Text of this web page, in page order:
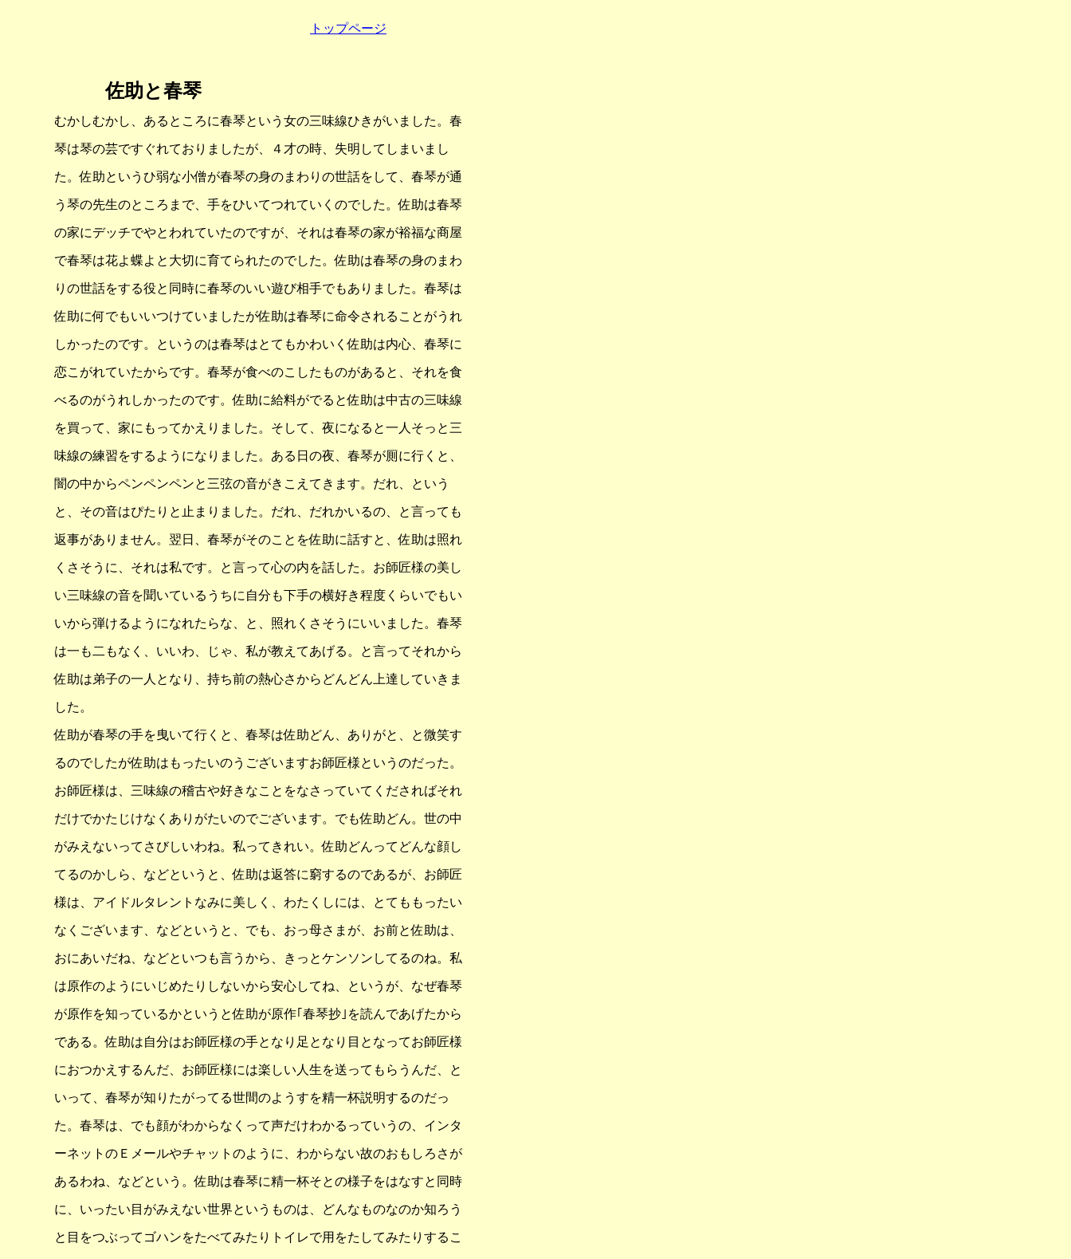
佐助と春琴
むかしむかし、あるところに春琴という女の三味線ひきがいました。春
琴は琴の芸ですぐれておりましたが、４才の時、失明してしまいまし
た。佐助というひ弱な小僧が春琴の身のまわりの世話をして、春琴が通
う琴の先生のところまで、手をひいてつれていくのでした。佐助は春琴
の家にデッチでやとわれていたのですが、それは春琴の家が裕福な商屋
で春琴は花よ蝶よと大切に育てられたのでした。佐助は春琴の身のまわ
りの世話をする役と同時に春琴のいい遊び相手でもありました。春琴は
佐助に何でもいいつけていましたが佐助は春琴に命令されることがうれ
しかったのです。というのは春琴はとてもかわいく佐助は内心、春琴に
恋こがれていたからです。春琴が食べのこしたものがあると、それを食
べるのがうれしかったのです。佐助に給料がでると佐助は中古の三味線
を買って、家にもってかえりました。そして、夜になると一人そっと三
味線の練習をするようになりました。ある日の夜、春琴が厠に行くと、
闇の中からペンペンペンと三弦の音がきこえてきます。だれ、という
と、その音はぴたりと止まりました。だれ、だれかいるの、と言っても
返事がありません。翌日、春琴がそのことを佐助に話すと、佐助は照れ
くさそうに、それは私です。と言って心の内を話した。お師匠様の美し
い三味線の音を聞いているうちに自分も下手の横好き程度くらいでもい
いから弾けるようになれたらな、と、照れくさそうにいいました。春琴
は一も二もなく、いいわ、じゃ、私が教えてあげる。と言ってそれから
佐助は弟子の一人となり、持ち前の熱心さからどんどん上達していきま
した。
佐助が春琴の手を曳いて行くと、春琴は佐助どん、ありがと、と微笑す
るのでしたが佐助はもったいのうございますお師匠様というのだった。
お師匠様は、三味線の稽古や好きなことをなさっていてくださればそれ
だけでかたじけなくありがたいのでございます。でも佐助どん。世の中
がみえないってさびしいわね。私ってきれい。佐助どんってどんな顔し
てるのかしら、などというと、佐助は返答に窮するのであるが、お師匠
様は、アイドルタレントなみに美しく、わたくしには、とてももったい
なくございます、などというと、でも、おっ母さまが、お前と佐助は、
おにあいだね、などといつも言うから、きっとケンソンしてるのね。私
は原作のようにいじめたりしないから安心してね、というが、なぜ春琴
が原作を知っているかというと佐助が原作｢春琴抄｣を読んであげたから
である。佐助は自分はお師匠様の手となり足となり目となってお師匠様
におつかえするんだ、お師匠様には楽しい人生を送ってもらうんだ、と
いって、春琴が知りたがってる世間のようすを精一杯説明するのだっ
た。春琴は、でも顔がわからなくって声だけわかるっていうの、インタ
ーネットのＥメールやチャットのように、わからない故のおもしろさが
あるわね、などという。佐助は春琴に精一杯そとの様子をはなすと同時
に、いったい目がみえない世界というものは、どんなものなのか知ろう
と目をつぶってゴハンをたべてみたりトイレで用をたしてみたりするこ
トップページ